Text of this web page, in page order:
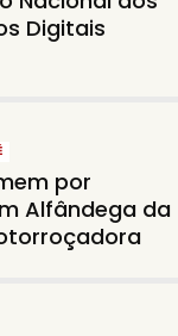
Digitais
por
Alfândega da